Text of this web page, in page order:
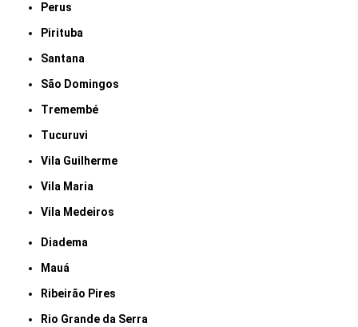
Perus
Pirituba
Santana
São Domingos
Tremembé
Tucuruvi
Vila Guilherme
Vila Maria
Vila Medeiros
Diadema
Mauá
Ribeirão Pires
Rio Grande da Serra